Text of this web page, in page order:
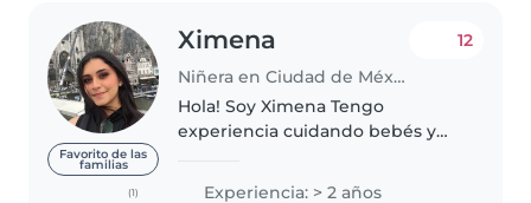
Favorito de las
familias
(1)
Ximena
Niñera en Ciudad de México
12
Hola! Soy Ximena Tengo
experiencia cuidando bebés y
mucho acompañarlos en sus
Experiencia: > 2 años